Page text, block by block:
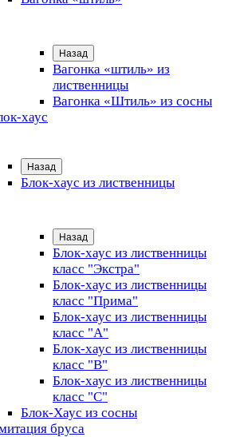
Назад
Вагонка «штиль» из
лиственницы
Вагонка «Штиль» из сосны
хаус
Назад
Блок-хаус из лиственницы
Назад
Блок-хаус из лиственницы
класс "Экстра"
Блок-хаус из лиственницы
класс "Прима"
Блок-хаус из лиственницы
класс "А"
Блок-хаус из лиственницы
класс "B"
Блок-хаус из лиственницы
класс "C"
Блок-Хаус из сосны
бруса